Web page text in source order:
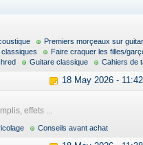
Premiers morçeaux sur
Faire craquer les filles/
Guitare classique Cahiers de
18 May 2026 - 11:42
effets ...
Conseils avant achat